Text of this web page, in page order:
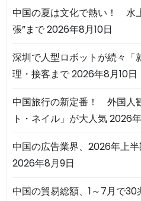
中国の夏は文化で熱い！ 水
張”まで2026年8月10日
深圳で人型ロボットが続々
理・接客まで2026年8月10日
中国旅行の新定番！ 外国人
ト・ネイル」が大人気2026
中国の広告業界、2026年上
2026年8月9日
中国の貿易総額、1～7月で